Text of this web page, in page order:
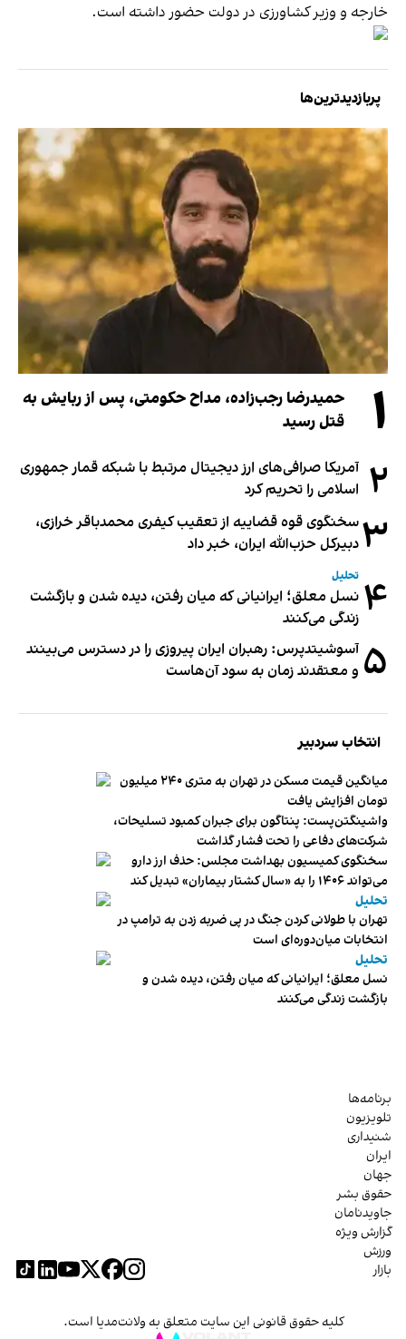
خارجه و وزیر کشاورزی در دولت حضور داشته است.
پربازدیدترین‌ها
۱
حمیدرضا رجب‌زاده، مداح حکومتی، پس از ربایش به
قتل رسید
۲ آمریکا صرافی‌های ارز دیجیتال مرتبط با شبکه قمار جمهوری
اسلامی را تحریم کرد
۳سخنگوی قوه قضاییه از تعقیب کیفری محمدباقر خرازی،
دبیر‌کل حزب‌الله ایران، خبر داد
۴ تحلیل
نسل معلق؛ ایرانیانی که میان رفتن، دیده شدن و بازگشت
زندگی می‌کنند
۵ آسوشیتدپرس: رهبران ایران پیروزی را در دسترس می‌بینند
و معتقدند زمان به سود آن‌هاست
انتخاب سردبیر
میانگین قیمت مسکن در تهران به متری ۲۴۰ میلیون
تومان افزایش یافت
واشینگتن‌پست: پنتاگون برای جبران کمبود تسلیحات،
شرکت‌های دفاعی را تحت فشار گذاشت
سخنگوی کمیسیون بهداشت مجلس: حذف ارز دارو
می‌تواند ۱۴۰۶ را به «سال کشتار بیماران» تبدیل کند
تحلیل
تهران با طولانی کردن جنگ در پی ضربه زدن به ترامپ در
انتخابات میان‌دوره‌ای است
تحلیل
نسل معلق؛ ایرانیانی که میان رفتن، دیده شدن و
بازگشت زندگی می‌کنند
برنامه‌ها
تلویزیون
شنیداری
ایران
جهان
حقوق بشر
جاویدنامان
گزارش ویژه
ورزش
بازار
کلیه حقوق قانونی این سایت متعلق به ولانت‌مدیا است.